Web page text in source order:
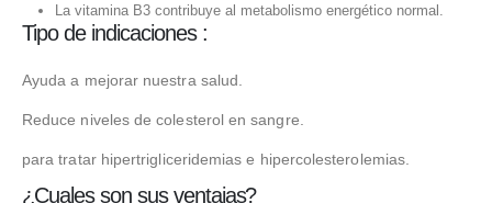
La vitamina B3 contribuye al metabolismo energético normal.
Tipo de indicaciones :
Ayuda a mejorar nuestra salud.
Reduce niveles de colesterol en sangre.
para tratar hipertrigliceridemias e hipercolesterolemias.
¿Cuales son sus ventajas?